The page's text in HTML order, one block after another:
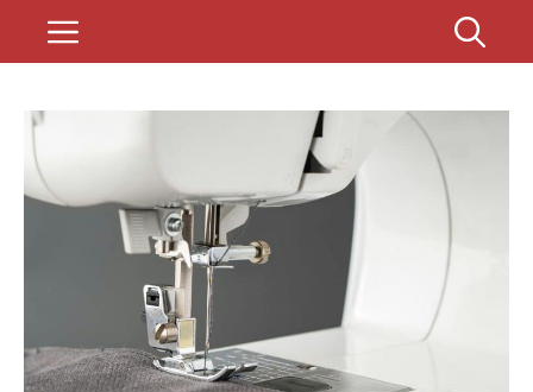
contenu
Menu